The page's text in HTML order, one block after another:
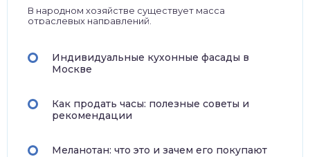
В народном хозяйстве существует масса
отраслевых направлений.
Индивидуальные кухонные фасады в
Москве
Как продать часы: полезные советы и
рекомендации
Меланотан: что это и зачем его покупают